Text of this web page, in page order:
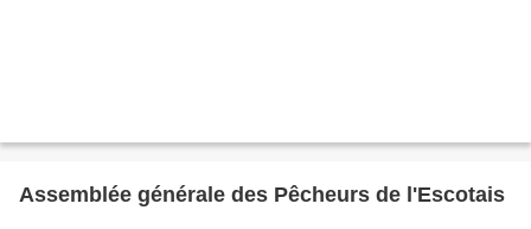
Assemblée générale des Pêcheurs de l'Escotais